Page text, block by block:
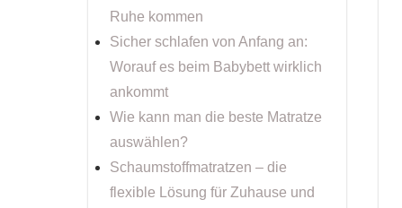
Ruhe kommen
Sicher schlafen von Anfang an:
Worauf es beim Babybett wirklich
ankommt
Wie kann man die beste Matratze
auswählen?
Schaumstoffmatratzen – die
flexible Lösung für Zuhause und